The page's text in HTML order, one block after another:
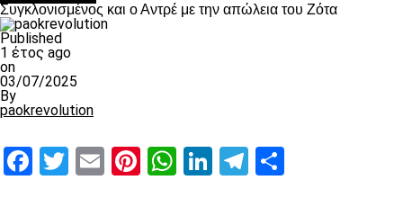
Συγκλονισμένος και ο Αντρέ με την απώλεια του Ζότα
Published
1 έτος ago
on
03/07/2025
By
paokrevolution
Facebook
Twitter
EmailPinterest
WhatsApp
LinkedIn
Telegram